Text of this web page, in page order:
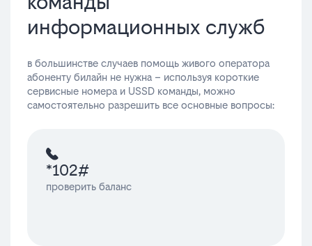
информационных служб
в большинстве случаев помощь живого оператора
абоненту билайн не нужна – используя короткие
сервисные номера и USSD команды, можно
самостоятельно разрешить все основные вопросы:
*102#
проверить баланс